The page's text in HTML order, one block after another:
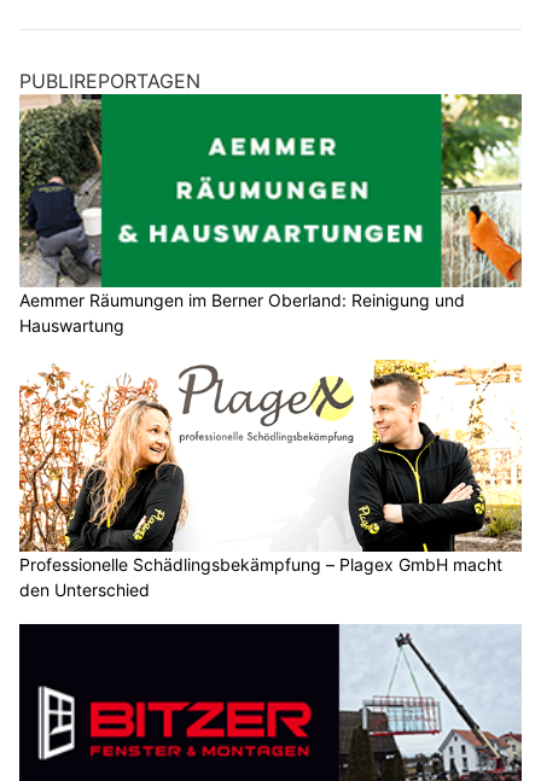
PUBLIREPORTAGEN
Aemmer Räumungen im Berner Oberland: Reinigung und
Hauswartung
Professionelle Schädlingsbekämpfung – Plagex GmbH macht
den Unterschied